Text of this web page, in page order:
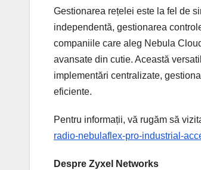
Gestionarea rețelei este la fel de
independentă, gestionarea
companiile care aleg Nebula
avansate din cutie. Această
implementări centralizate,
eficiente.
Pentru informații, vă rugăm să
radio-nebulaflex-pro-industrial-
Despre Zyxel Networks